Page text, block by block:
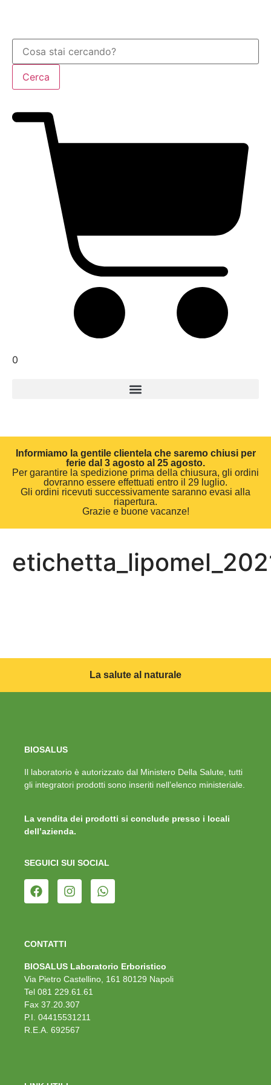
0
Informiamo la gentile clientela che saremo chiusi per
ferie dal 3 agosto al 25 agosto.
Per garantire la spedizione prima della chiusura, gli ordini
dovranno essere effettuati entro il 29 luglio.
Gli ordini ricevuti successivamente saranno evasi alla
riapertura.
Grazie e buone vacanze!
La salute al naturale
BIOSALUS
Il laboratorio è autorizzato dal Ministero Della Salute, tutti
gli integratori prodotti sono inseriti nell’elenco ministeriale.
La vendita dei prodotti si conclude presso i locali
dell’azienda.
SEGUICI SUI SOCIAL
CONTATTI
BIOSALUS Laboratorio Erboristico
Via Pietro Castellino, 161 80129 Napoli
Tel 081 229.61.61
Fax 37.20.307
P.I. 04415531211
R.E.A. 692567